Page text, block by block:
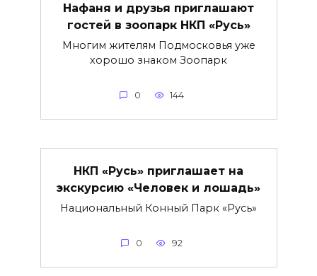
Нафаня и друзья приглашают
гостей в зоопарк НКП «Русь»
Многим жителям Подмосковья уже
хорошо знаком Зоопарк
0 144
НКП «Русь» приглашает на
экскурсию «Человек и лошадь»
Национальный Конный Парк «Русь»
0 92